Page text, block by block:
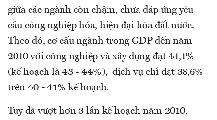
giữa các ngành còn chậm, chưa đáp ứng yêu
cầu công nghiệp hóa, hiện đại hóa đất nước.
Theo đó, cơ cấu ngành trong GDP đến năm
2010 với công nghiệp và xây dựng đạt 41,1%
(kế hoạch là 43 - 44%), dịch vụ chỉ đạt 38,6%
trên 40 - 41% kế hoạch.
Tuy đã vượt hơn 3 lần kế hoạch năm 2010,